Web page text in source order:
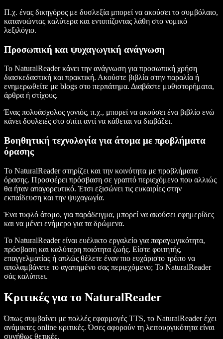
Π.χ. ένας δικηγόρος με δυσλεξία μπορεί να ακούσει το συμβόλαιο,
κατανοώντας καλύτερα και εντοπίζοντας λάθη στο νομικό
λεξιλόγιο.
Προσωπική και ψυχαγωγική ανάγνωση
Το NaturalReader κάνει την ανάγνωση για προσωπική χρήση
διασκεδαστική και πρακτική. Ακούστε βιβλία στην παραλία ή
ενημερωθείτε με blogs στο περπάτημα. Διαβάστε μυθιστορήματα,
άρθρα ή στίχους.
Ένας πολυάσχολος γονιός, π.χ., μπορεί να ακούσει ένα βιβλίο ενώ
κάνει δουλειές στο σπίτι αντί να κάθεται να διαβάζει.
Βοηθητική τεχνολογία για άτομα με προβλήματα
όρασης
Το NaturalReader στηρίζει και την κοινότητα με προβλήματα
όρασης. Προσφέρει πρόσβαση σε γραπτό περιεχόμενο που αλλιώς
θα ήταν απαγορευτικό. Έτσι εξισώνει τις ευκαιρίες στην
εκπαίδευση και την ψυχαγωγία.
Ένα τυφλό άτομο, για παράδειγμα, μπορεί να ακούσει εφημερίδες
και να μένει ενήμερο για τα δρώμενα.
Το NaturalReader είναι ευέλικτο εργαλείο για παραγωγικότητα,
πρόσβαση και καλύτερη ποιότητα ζωής. Είστε φοιτητής,
επαγγελματίας ή απλώς θέλετε έναν πιο ευχάριστο τρόπο να
απολαμβάνετε το αγαπημένο σας περιεχόμενο; Το NaturalReader
σάς καλύπτει.
Κριτικές για το NaturalReader
Όπως συμβαίνει με πολλές εφαρμογές TTS, το NaturalReader έχει
ανάμικτες online κριτικές. Όσες αφορούν τη λειτουργικότητα είναι
συνήθως θετικές.